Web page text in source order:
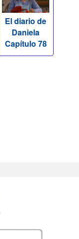
El diario de
Daniela
Capítulo 78